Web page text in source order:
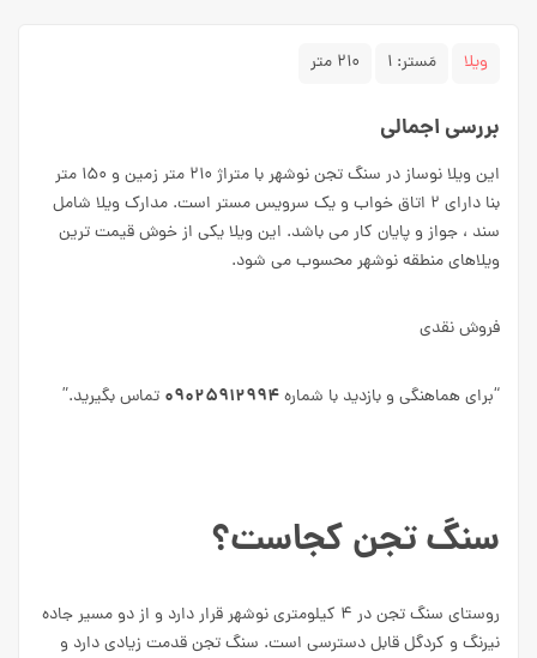
ویلا مَستر: ۱ ۲۱۰ متر
بررسی اجمالی
این ویلا نوساز در سنگ تجن نوشهر با متراژ ۲۱۰ متر زمین و ۱۵۰ متر
بنا دارای ۲ اتاق خواب و یک سرویس مستر است. مدارک ویلا شامل
سند ، جواز و پایان کار می باشد. این ویلا یکی از خوش قیمت ترین
ویلاهای منطقه نوشهر محسوب می شود.
فروش نقدی
“برای هماهنگی و بازدید با شماره۰۹۰۲۵۹۱۲۹۹۴ تماس بگیرید.”
سنگ تجن کجاست؟
روستای سنگ تجن در ۴ کیلومتری نوشهر قرار دارد و از دو مسیر جاده
نیرنگ و کردگل قابل دسترسی است. سنگ تجن قدمت زیادی دارد و